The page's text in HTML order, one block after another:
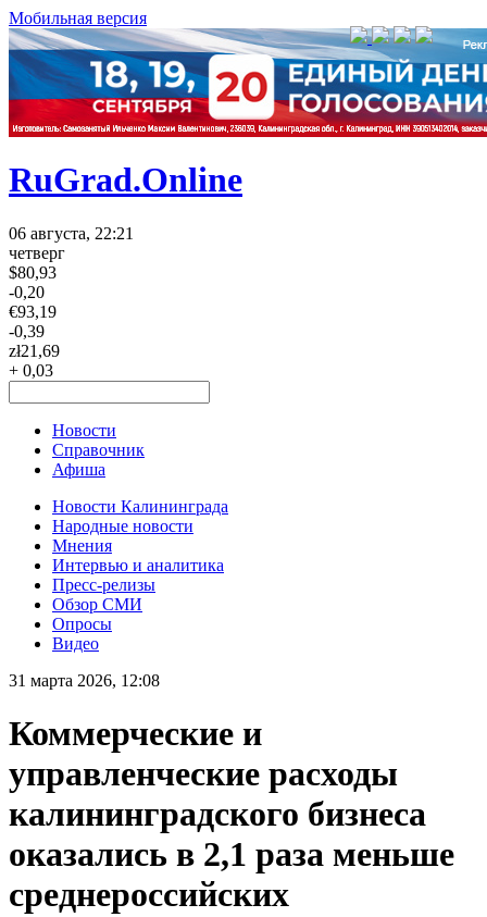
Мобильная версия
RuGrad.Online
06 августа, 22:21
четверг
$80,93
-0,20
€93,19
-0,39
zł21,69
+ 0,03
Новости
Справочник
Афиша
Новости Калининграда
Народные новости
Мнения
Интервью и аналитика
Пресс-релизы
Обзор СМИ
Опросы
Видео
31 марта 2026, 12:08
Коммерческие и
управленческие расходы
калининградского бизнеса
оказались в 2,1 раза меньше
среднероссийских